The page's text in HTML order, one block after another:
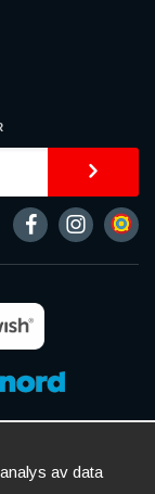
av data